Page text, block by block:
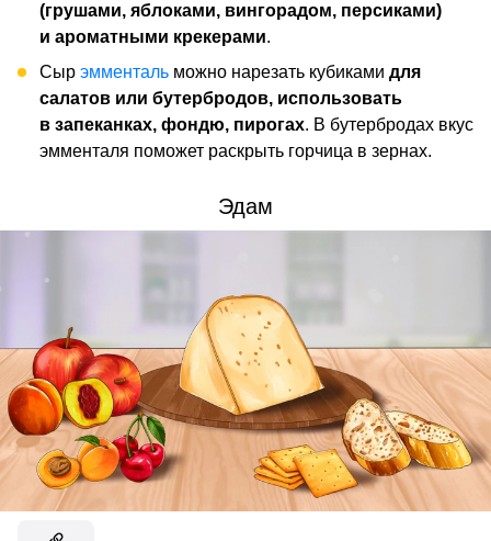
(грушами, яблоками, вингорадом, персиками)
и ароматными крекерами.
Сыр эмменталь можно нарезать кубиками для
салатов или бутербродов, использовать
в запеканках, фондю, пирогах. В бутербродах вкус
эмменталя поможет раскрыть горчица в зернах.
Эдам